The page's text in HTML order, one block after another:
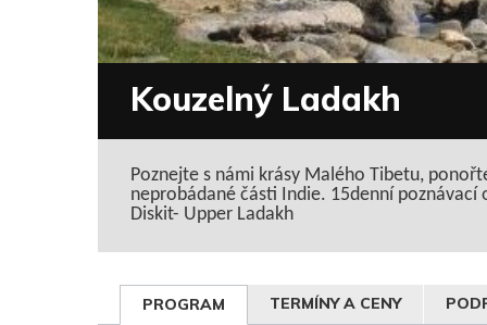
Kouzelný Ladakh
Poznejte s námi krásy Malého Tibetu,
neprobádané části Indie. 15denní
Diskit- Upper Ladakh
PROGRAM TERMÍNY A CENY